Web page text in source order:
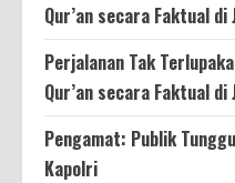
Qur’an secara Faktual
Perjalanan Tak
Qur’an secara Faktual di
Pengamat: Publik
Kapolri